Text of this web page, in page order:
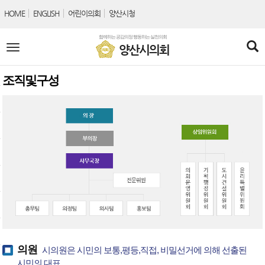
함께하는 공감의정 행동하는 실천의회
양산시의회
HOME ENGLISH 어린이의회 양산시청
전
메
뉴
조직및구성
의원시의원은 시민의 보통,평등,직접, 비밀선거에 의해 선출된